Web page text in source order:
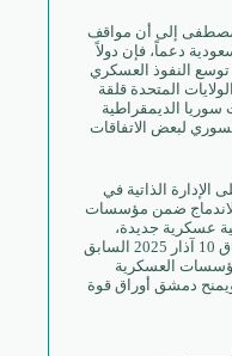
إلى أن مواقف
دعماً، فإن دولاً
النفوذ العسكري
المتحدة قلقة
الديمقراطية
لبعض الاتفاقات
الذاتية في
ضمن مؤسسات
عسكرية جديدة،
خصوصاص مع تأخر قسد في تنفيذ اتفاق 10 آذار 2025 السابق
العسكرية
دمشق أوراق قوة